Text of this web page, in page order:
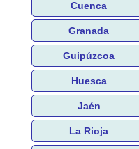
Cuenca
Granada
Guipúzcoa
Huesca
Jaén
La Rioja